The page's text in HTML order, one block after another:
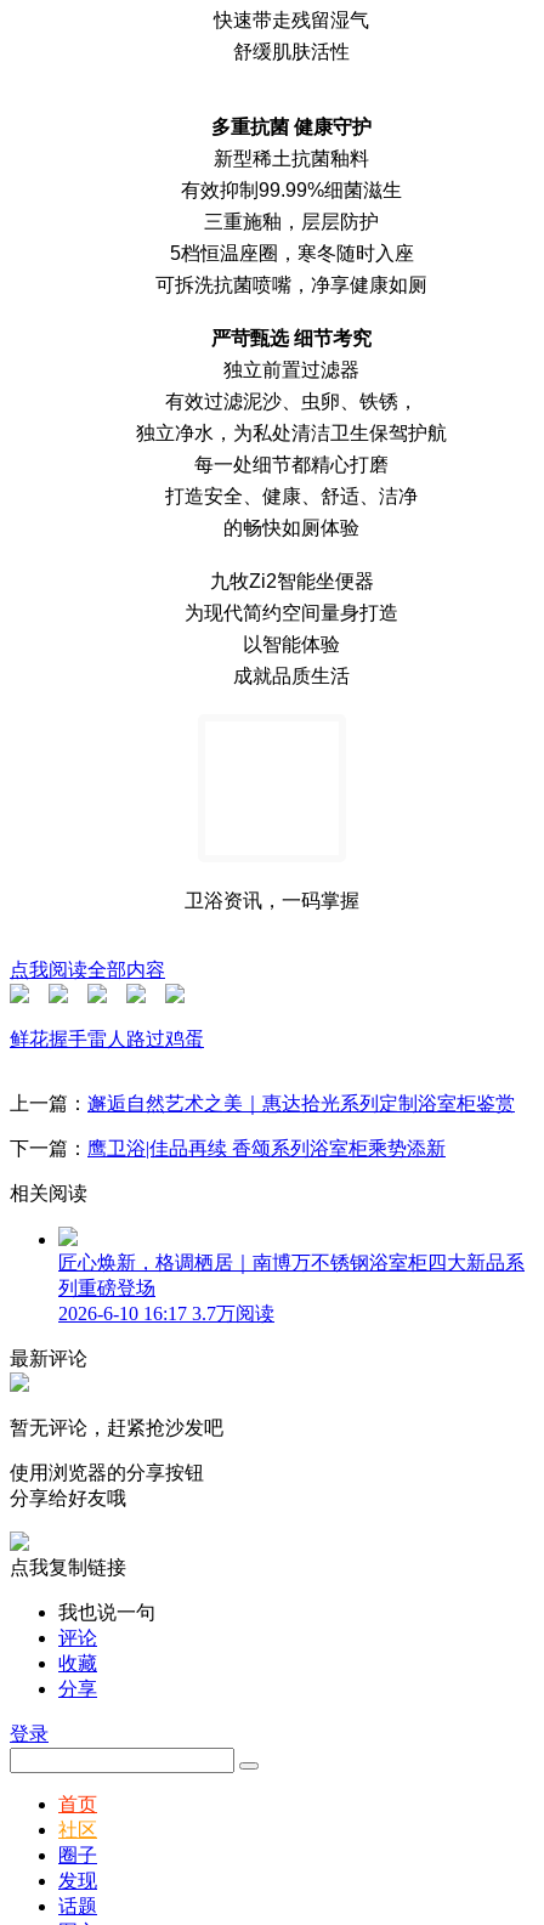
快速带走残留湿气
舒缓肌肤活性
多重抗菌 健康守护
新型稀土抗菌釉料
有效抑制99.99%细菌滋生
三重施釉，层层防护
5档恒温座圈，寒冬随时入座
可拆洗抗菌喷嘴，净享健康如厕
严苛甄选 细节考究
独立前置过滤器
有效过滤泥沙、虫卵、铁锈，
独立净水，为私处清洁卫生保驾护航
每一处细节都精心打磨
打造安全、健康、舒适、洁净
的畅快如厕体验
九牧Zi2智能坐便器
为现代简约空间量身打造
以智能体验
成就品质生活
卫浴资讯，一码掌握
点我阅读全部内容
鲜花握手雷人 路过鸡蛋
上一篇： 邂逅自然艺术之美｜惠达拾光系列定制浴室柜鉴赏
下一篇： 鹰卫浴|佳品再续 香颂系列浴室柜乘势添新
相关阅读
匠心焕新，格调栖居｜南博万不锈钢浴室柜四大新品系
列重磅登场
2026-6-10 16:17 3.7万阅读
最新评论
暂无评论，赶紧抢沙发吧
使用浏览器的分享按钮
分享给好友哦
点我复制链接
我也说一句
评论
收藏
分享
登录
首页
社区
圈子
发现
话题